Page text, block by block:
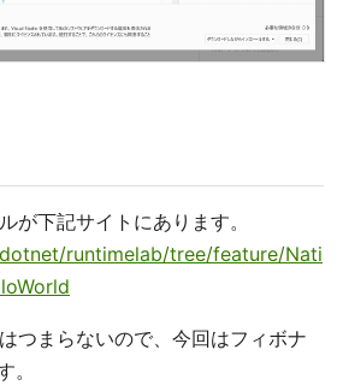
が下記サイトにあります。
runtimelab/tree/feature/Nati
つまらないので、今回はフィボナ
。